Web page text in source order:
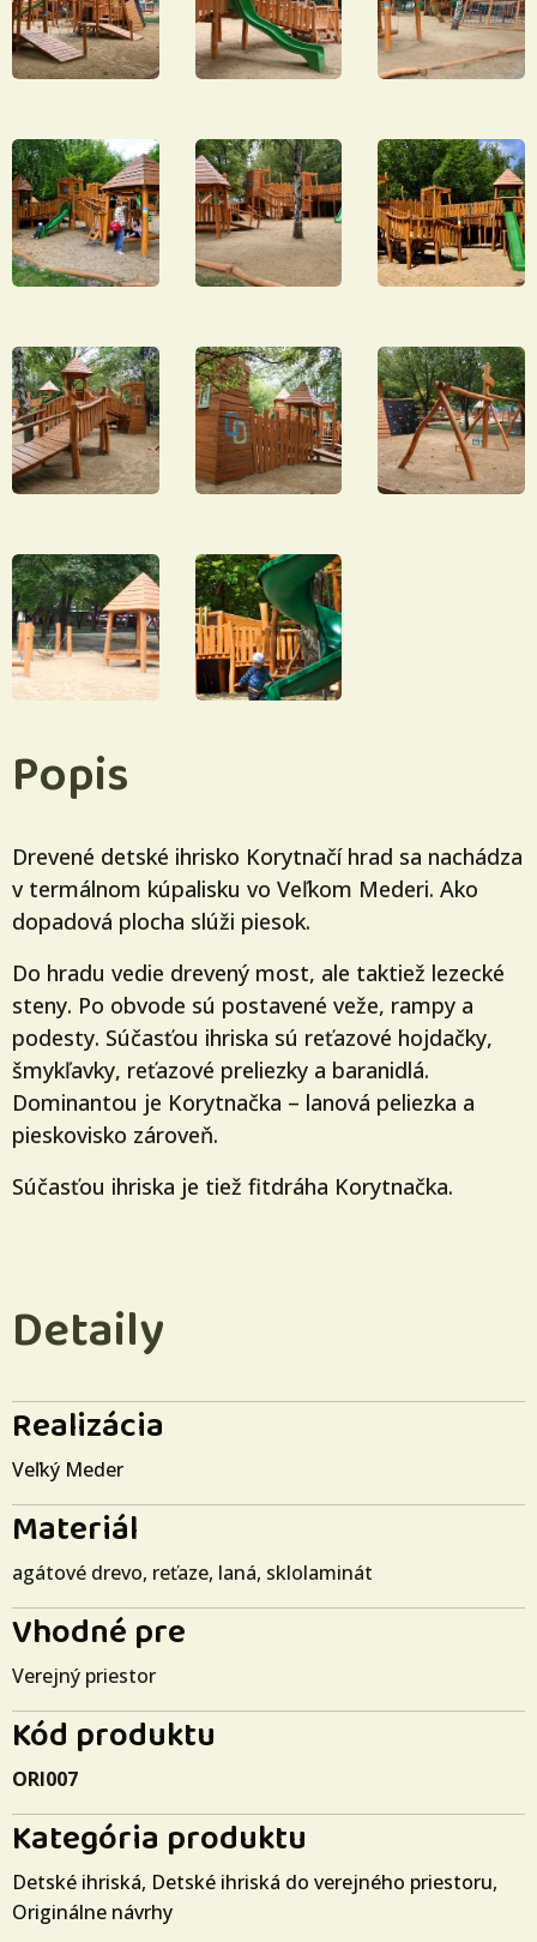
Popis
Drevené detské ihrisko Korytnačí hrad sa nachádza
v termálnom kúpalisku vo Veľkom Mederi. Ako
dopadová plocha slúži piesok.
Do hradu vedie drevený most, ale taktiež lezecké
steny. Po obvode sú postavené veže, rampy a
podesty. Súčasťou ihriska sú reťazové hojdačky,
šmykľavky, reťazové preliezky a baranidlá.
Dominantou je Korytnačka – lanová peliezka a
pieskovisko zároveň.
Súčasťou ihriska je tiež fitdráha Korytnačka.
Detaily
Realizácia
Veľký Meder
Materiál
agátové drevo, reťaze, laná, sklolaminát
Vhodné pre
Verejný priestor
Kód produktu
ORI007
Kategória produktu
Detské ihriská, Detské ihriská do verejného priestoru,
Originálne návrhy